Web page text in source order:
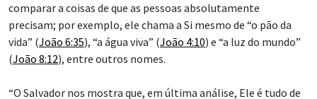
comparar a coisas de que as pessoas absolutamente
precisam; por exemplo, ele chama a Si mesmo de “o pão da
vida” (João 6:35), “a água viva” (João 4:10) e “a luz do mundo”
(João 8:12), entre outros nomes.
“O Salvador nos mostra que, em última análise, Ele é tudo de